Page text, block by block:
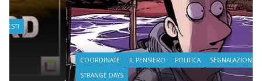
COORDINATE IL PENSIERO POLITICA
SEGNALAZIONI
STRANGE DAYS